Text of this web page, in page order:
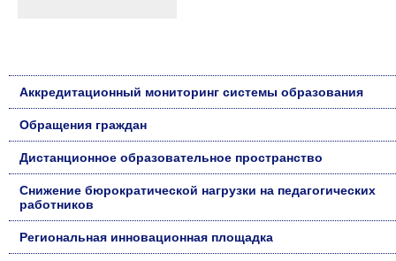
Аккредитационный мониторинг системы образования
Обращения граждан
Дистанционное образовательное пространство
Снижение бюрократической нагрузки на педагогических
работников
Региональная инновационная площадка